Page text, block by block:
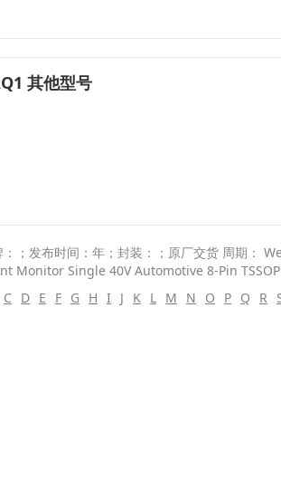
其他型号
；发布时间：年；封装：；原厂交货 周期：
Monitor Single 40V Automotive 8-Pin
C D E F G H I J K L M N O P Q R